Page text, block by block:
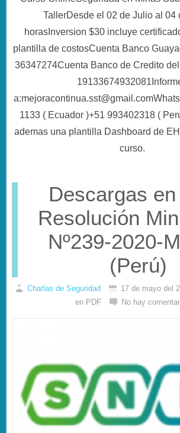
TallerDesde el 02 de Julio al 04
horasInversion $30 incluye
plantilla de costosCuenta Banco
36347274Cuenta Banco de Credito
1133 ( Ecuador )+51 993402318 (
ademas una plantilla Dashboard de
curso.
Descargas
Resolución
Nº239-2020-
(Perú)
Charlas de Seguridad 17 de mayo del
en PDF
No hay